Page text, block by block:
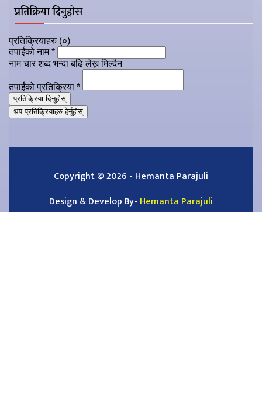
प्रतिक्रिया दिनुहोस
प्रतिक्रियाहरु (०)
तपाईंको नाम*
नाम चार शब्द भन्दा बढि लेख्न मिल्दैन
तपाईंको प्रतिक्रिया *
प्रतिक्रिया दिनुहोस्
थप प्रतिक्रियाहरु हेर्नुहोस्
Copyright © 2026 - Hemanta Parajuli
Design & Develop By-Hemanta Parajuli